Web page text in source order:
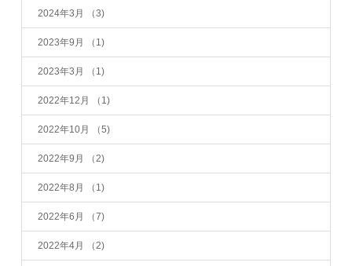
2024年3月 （3)
2023年9月 （1)
2023年3月 （1)
2022年12月 （1)
2022年10月 （5)
2022年9月 （2)
2022年8月 （1)
2022年6月 （7)
2022年4月 （2)